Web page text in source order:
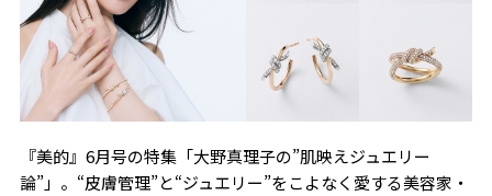
『美的』6月号の特集「大野真理子の”肌映えジュエリー
論”」。“皮膚管理”と“ジュエリー”をこよなく愛する美容家・